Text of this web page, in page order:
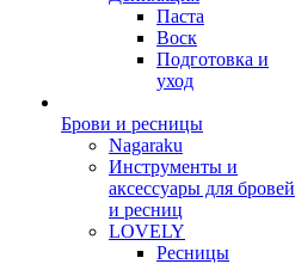
Паста
Воск
Подготовка и
уход
Брови и ресницы
Nagaraku
Инструменты и
аксессуары для бровей
и ресниц
LOVELY
Ресницы